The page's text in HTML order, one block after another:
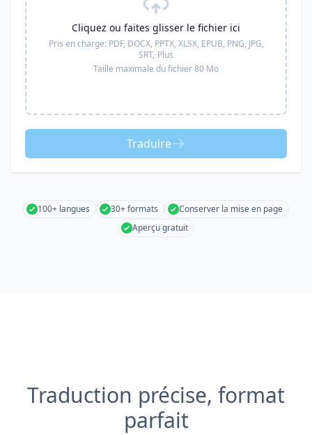
Cliquez ou faites glisser le fichier ici
Pris en charge: PDF, DOCX, PPTX, XLSX, EPUB, PNG, JPG,
SRT, Plus
Taille maximale du fichier 80 Mo
Traduire
100+ langues 30+ formats
Conserver la mise en page
Aperçu gratuit
Traduction précise, format
parfait